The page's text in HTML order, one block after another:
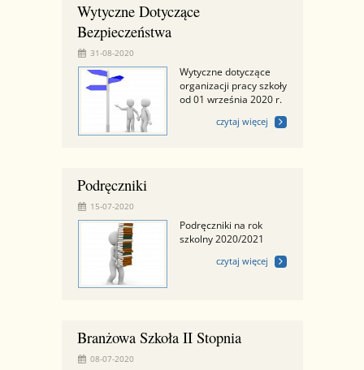
Wytyczne Dotyczące
Bezpieczeństwa
31-08-2020
Wytyczne dotyczące
organizacji pracy szkoły
od 01 września 2020 r.
czytaj więcej
Podręczniki
15-07-2020
Podręczniki na rok
szkolny 2020/2021
czytaj więcej
Branżowa Szkoła II Stopnia
08-07-2020